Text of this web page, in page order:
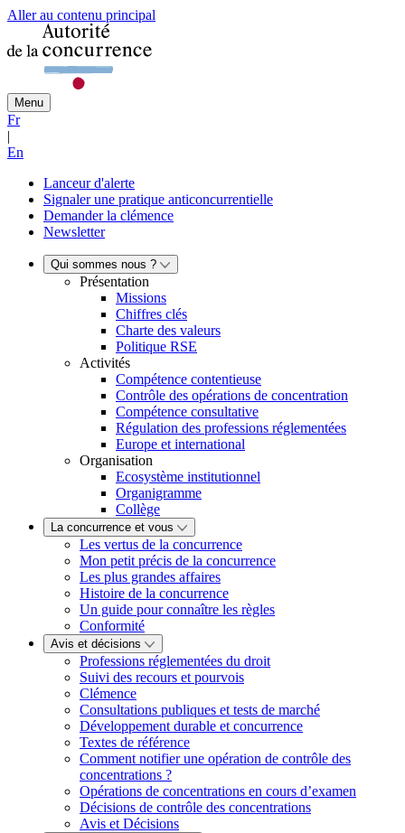
Aller au contenu principal
Menu
Fr
|
En
Lanceur d'alerte
Signaler une pratique anticoncurrentielle
Demander la clémence
Newsletter
Qui sommes nous ?
Présentation
Missions
Chiffres clés
Charte des valeurs
Politique RSE
Activités
Compétence contentieuse
Contrôle des opérations de concentration
Compétence consultative
Régulation des professions réglementées
Europe et international
Organisation
Ecosystème institutionnel
Organigramme
Collège
La concurrence et vous
Les vertus de la concurrence
Mon petit précis de la concurrence
Les plus grandes affaires
Histoire de la concurrence
Un guide pour connaître les règles
Conformité
Avis et décisions
Professions réglementées du droit
Suivi des recours et pourvois
Clémence
Consultations publiques et tests de marché
Développement durable et concurrence
Textes de référence
Comment notifier une opération de contrôle des
concentrations ?
Opérations de concentrations en cours d’examen
Décisions de contrôle des concentrations
Avis et Décisions